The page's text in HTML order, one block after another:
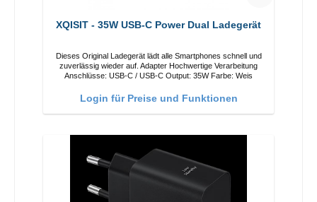
XQISIT - 35W USB-C Power Dual Ladegerät
Dieses Original Ladegerät lädt alle Smartphones schnell und
zuverlässig wieder auf. Adapter Hochwertige Verarbeitung
Anschlüsse: USB-C / USB-C Output: 35W Farbe: Weis
Login für Preise und Funktionen